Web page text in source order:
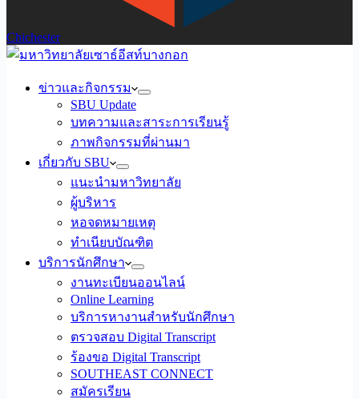
Chichester
ข่าวและกิจกรรม
SBU Update
บทความและสาระการเรียนรู้
ภาพกิจกรรมที่ผ่านมา
เกี่ยวกับ SBU
แนะนำมหาวิทยาลัย
ผู้บริหาร
หอจดหมายเหตุ
ทำเนียบบัณฑิต
บริการนักศึกษา
งานทะเบียนออนไลน์
Online Learning
บริการหางานสำหรับนักศึกษา
ตรวจสอบ Digital Transcript
ร้องขอ Digital Transcript
SOUTHEAST CONNECT
สมัครเรียน